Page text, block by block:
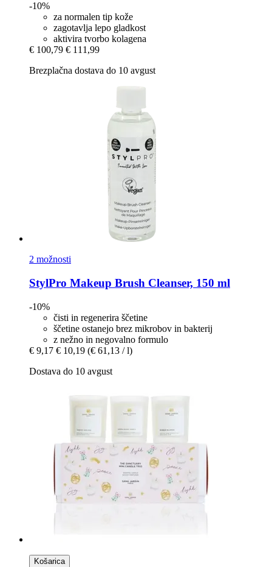
-10%
za normalen tip kože
zagotavlja lepo gladkost
aktivira tvorbo kolagena
€ 100,79 € 111,99
Brezplačna dostava do 10 avgust
2 možnosti
StylPro Makeup Brush Cleanser, 150 ml
-10%
čisti in regenerira ščetine
ščetine ostanejo brez mikrobov in bakterij
z nežno in negovalno formulo
€ 9,17 € 10,19 (€ 61,13 / l)
Dostava do 10 avgust
Košarica